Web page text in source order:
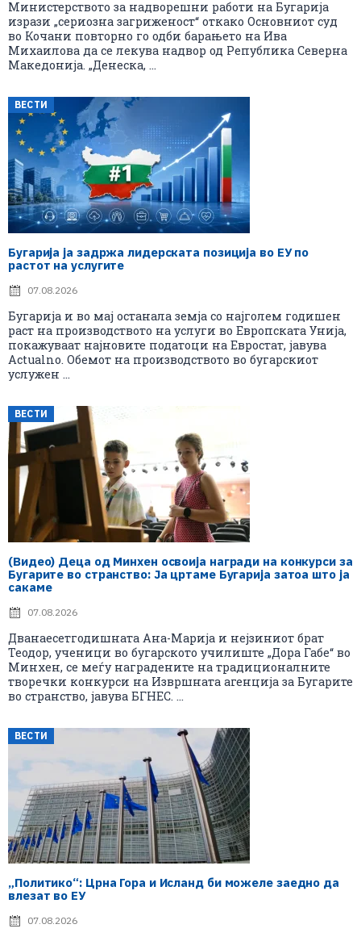
Министерството за надворешни работи на Бугарија
изрази „сериозна загриженост“ откако Основниот суд
во Кочани повторно го одби барањето на Ива
Михаилова да се лекува надвор од Република Северна
Македонија. „Денеска, ...
ВЕСТИ
Бугарија ја задржа лидерската позиција во ЕУ по
растот на услугите
07.08.2026
Бугарија и во мај останала земја со најголем годишен
раст на производството на услуги во Европската Унија,
покажуваат најновите податоци на Евростат, јавува
Actualno. Обемот на производството во бугарскиот
услужен ...
ВЕСТИ
(Видео) Деца од Минхен освоија награди на конкурси за
Бугарите во странство: Ја цртаме Бугарија затоа што ја
сакаме
07.08.2026
Дванаесетгодишната Ана-Марија и нејзиниот брат
Теодор, ученици во бугарското училиште „Дора Габе“ во
Минхен, се меѓу наградените на традиционалните
творечки конкурси на Извршната агенција за Бугарите
во странство, јавува БГНЕС. ...
ВЕСТИ
„Политико“: Црна Гора и Исланд би можеле заедно да
влезат во ЕУ
07.08.2026